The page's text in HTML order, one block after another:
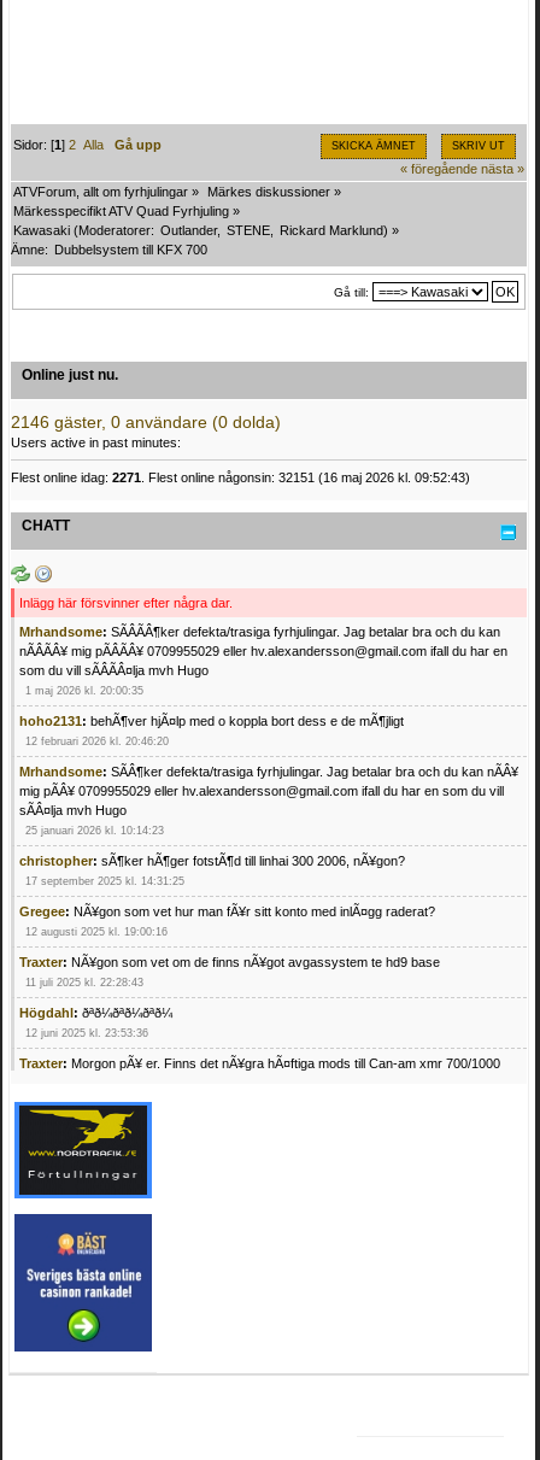
SKICKA ÄMNET SKRIV UT
Sidor: [1]2 Alla
Gå upp
« föregående nästa »
ATVForum, allt om fyrhjulingar » Märkes diskussioner »
Märkesspecifikt ATV Quad Fyrhjuling »
Kawasaki (Moderatorer: Outlander, STENE Rickard Marklund) »
Ämne: Dubbelsystem till KFX 700
Gå till:
Online just nu.
2146 gäster, 0 användare (0 dolda)
Users active in past minutes:
Flest online idag: 2271 . Flest online någonsin: 32151 (16 maj 2026 kl. 09:52:43)
CHATT
Inlägg här försvinner efter några dar.
Mrhandsome: SÃÂÃÂ¶ker defekta/trasiga fyrhjulingar. Jag betalar bra och du kan
nÃÂÃÂ¥ mig pÃÂÃÂ¥ 0709955029 eller hv.alexandersson@gmail.com ifall du har en
som du vill sÃÂÃÂ¤lja mvh Hugo
1 maj 2026 kl. 20:00:35
hoho2131: behÃ¶ver hjÃ¤lp med o koppla bort dess e de mÃ¶jligt
12 februari 2026 kl. 20:46:20
Mrhandsome: SÃÂ¶ker defekta/trasiga fyrhjulingar. Jag betalar bra och du kan nÃÂ¥
mig pÃÂ¥ 0709955029 eller hv.alexandersson@gmail.com ifall du har en som du vill
sÃÂ¤lja mvh Hugo
25 januari 2026 kl. 10:14:23
christopher: sÃ¶ker hÃ¶ger fotstÃ¶d till linhai 300 2006, nÃ¥gon?
17 september 2025 kl. 14:31:25
Gregee: NÃ¥gon som vet hur man fÃ¥r sitt konto med inlÃ¤gg raderat?
12 augusti 2025 kl. 19:00:16
Traxter: NÃ¥gon som vet om de finns nÃ¥got avgassystem te hd9 base
11 juli 2025 kl. 22:28:43
Högdahl: ðªð¼ðªð¼ðªð¼
12 juni 2025 kl. 23:53:36
Traxter: Morgon pÃ¥ er. Finns det nÃ¥gra hÃ¤ftiga mods till Can-am xmr 700/1000
Mrhandsome:SÃ¶ker defekta/trasiga fyrhjulingar. Jag betalar bra och du kan nÃ¥ mig
pÃ¥ 0709955029 eller hv.alexandersson@gmail.com ifall du har en som du vill sÃ¤lja
mvh Hugo
21 februari 2025 kl. 09:25:52
Oscar5:NÃ¥gon som vet vad man kan begÃ¤ra fÃ¶r en Honda TRX 350 FE 2005
4 februari 2025 kl. 19:20:50
Oscar5:44
4 februari 2025 kl. 19:15:36
Greger59:NÃ¤gon som vet har en Cetek 500 EFI
15 januari 2025 kl. 23:49:44
Mrhandsome:SÃÂ¶ker defekta/trasiga fyrhjulingar. Jag betalar bra och du kan nÃÂ¥